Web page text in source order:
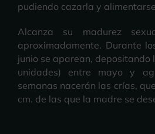
pudiendo cazarla y
Alcanza su madurez
aproximadamente. Durante
junio se aparean, depositando
unidades) entre mayo y
semanas nacerán las crías,
cm. de las que la madre se